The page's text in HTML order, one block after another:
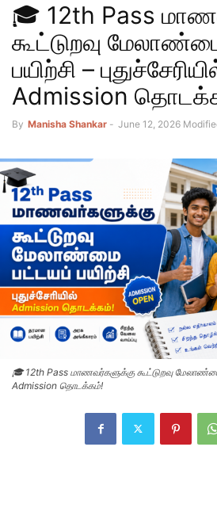
🎓 12th Pass
கூட்டுறவு
பயிற்சி –
Admission
By Manisha Shankar - June 12, 2026
🎓 12th Pass மாணவர்களுக்கு கூட்டுறவு மேலாண்மை
Admission தொடக்கம்!